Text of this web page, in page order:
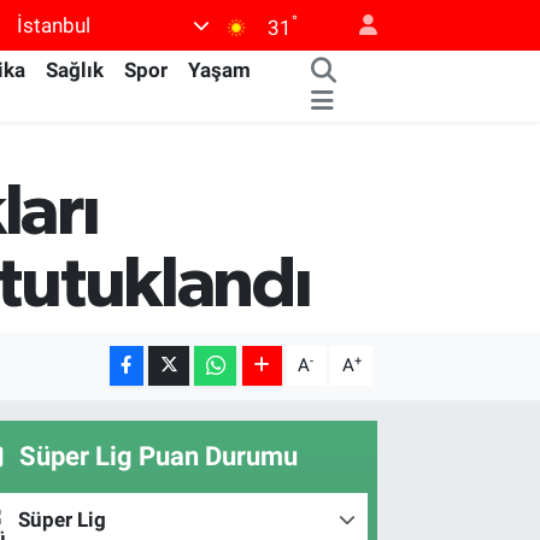
İstanbul 31 °
Sağlık Spor
Yaşam
A- A+
Süper Lig Puan Durumu
Süper Lig